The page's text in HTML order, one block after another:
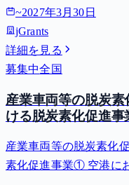
~2027年3月30日
jGrants
詳細を見る
募集中全国
産業車両等の脱炭
ける脱炭素化促進
費等補助金）
産業車両等の脱炭素化
素化促進事業① 空港に